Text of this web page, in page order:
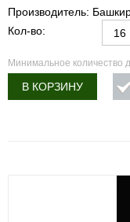
Производитель:
Кол-во:
Минимальное количество
В КОРЗИНУ